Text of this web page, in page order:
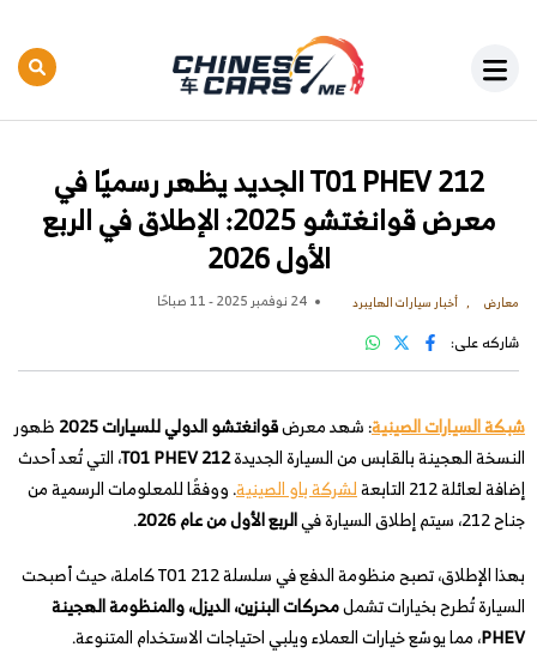
212 T01 PHEV الجديد يظهر رسميًا في
معرض قوانغتشو 2025: الإطلاق في الربع
الأول 2026
معارض أخبار سيارات الهايبرد 24 نوفمبر 2025 - 11 صباحًا
شاركه على:
شبكة السيارات الصينية: شهد معرضقوانغتشو الدولي للسيارات 2025
ظهور
النسخة الهجينة بالقابس من السيارة الجديدة212 T01 PHEV
، التي تُعد أحدث
إضافة لعائلة 212 التابعة
لشركة باو الصينية. ووفقًا للمعلومات الرسمية من
جناح 212، سيتم إطلاق السيارة في
الربع الأول من عام 2026
.
بهذا الإطلاق، تصبح منظومة الدفع في سلسلة 212 T01 كاملة، حيث أصبحت
السيارة تُطرح بخيارات تشملمحركات البنزين، الديزل، والمنظومة الهجينة
PHEV، مما يوسّع خيارات العملاء ويلبي احتياجات الاستخدام المتنوعة.